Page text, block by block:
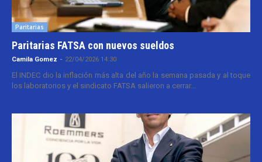
Paritarias
Paritarias FATSA con nuevos sueldos
Camila Gomez - 22/04/2026 14:30
El INDEC dio la inflación más alta del año la semana pasada y al toque
los laboratorios y el sindicato FATSA salieron a cerrar...